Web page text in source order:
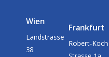
Wien
Landstrasse
38
Frankfurt
Robert-Koch